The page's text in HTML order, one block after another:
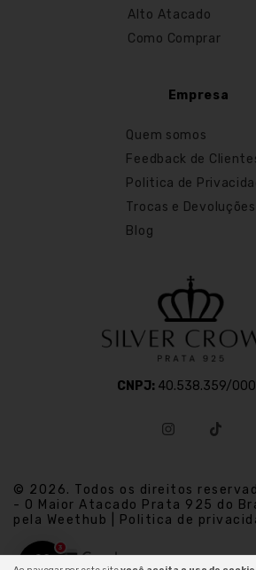
Alto Atacado
Como Comprar
Empresa
Quem somos
Feedback de
Politica de
Trocas e Devoluções
Blog
CNPJ: 40.538.359/
© 2026. Todos os direitos
- O Maior Atacado Prata 925 do
pela Weethub | Politica de
3